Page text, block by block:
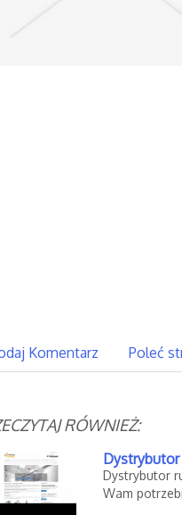
Komentarz Poleć
RÓWNIEŻ:
Dystrybutor
Dystrybutor
Wam